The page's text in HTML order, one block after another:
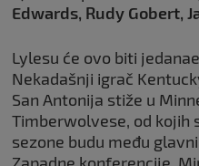
Edwards, Rudy Gobert,
Lylesu će ovo biti
Nekadašnji igrač
San Antonija stiže u
Timberwolvese, od kojih
sezone budu među